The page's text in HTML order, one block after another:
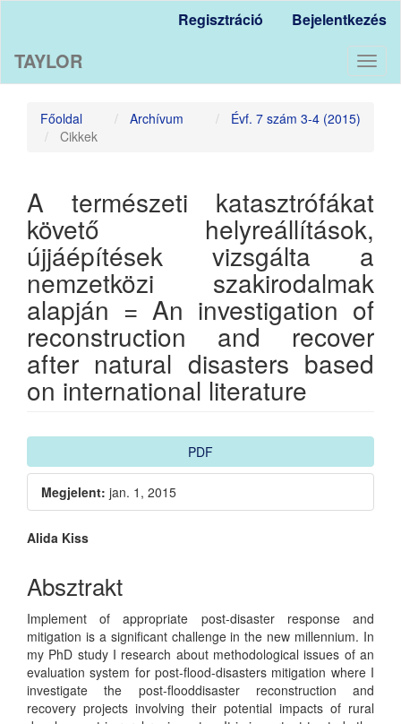
Content
Sidebar
Regisztráció Bejelentkezés
TAYLOR
Főoldal Archívum
Évf. 7 szám 3-4 (2015)
Cikkek
A természeti katasztrófákat
követő helyreállítások,
újjáépítések vizsgálta a
nemzetközi szakirodalmak
alapján = An investigation of
reconstruction and recover
after natural disasters based
on international literature
Article
Sidebar
PDF
Megjelent: jan. 1, 2015
Main
Article
Content
Alida Kiss
Absztrakt
Implement of appropriate post-disaster response and
mitigation is a significant challenge in the new millennium. In
my PhD study I research about methodological issues of an
evaluation system for post-flood-disasters mitigation where I
investigate the post-flooddisaster reconstruction and
recovery projects involving their potential impacts of rural